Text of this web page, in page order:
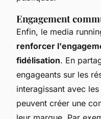
Engagement
Enfin, le media
renforcer
fidélisation. En
engageants sur les
interagissant avec
peuvent créer une